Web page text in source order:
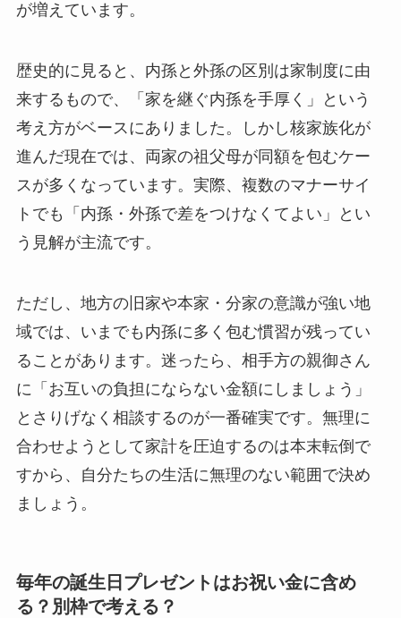
が増えています。
歴史的に見ると、内孫と外孫の区別は家制度に由
来するもので、「家を継ぐ内孫を手厚く」という
考え方がベースにありました。しかし核家族化が
進んだ現在では、両家の祖父母が同額を包むケー
スが多くなっています。実際、複数のマナーサイ
トでも「内孫・外孫で差をつけなくてよい」とい
う見解が主流です。
ただし、地方の旧家や本家・分家の意識が強い地
域では、いまでも内孫に多く包む慣習が残ってい
ることがあります。迷ったら、相手方の親御さん
に「お互いの負担にならない金額にしましょう」
とさりげなく相談するのが一番確実です。無理に
合わせようとして家計を圧迫するのは本末転倒で
すから、自分たちの生活に無理のない範囲で決め
ましょう。
毎年の誕生日プレゼントはお祝い金に含め
る？別枠で考える？